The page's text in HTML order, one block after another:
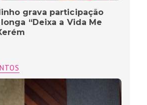
grava participação
“Deixa a Vida Me